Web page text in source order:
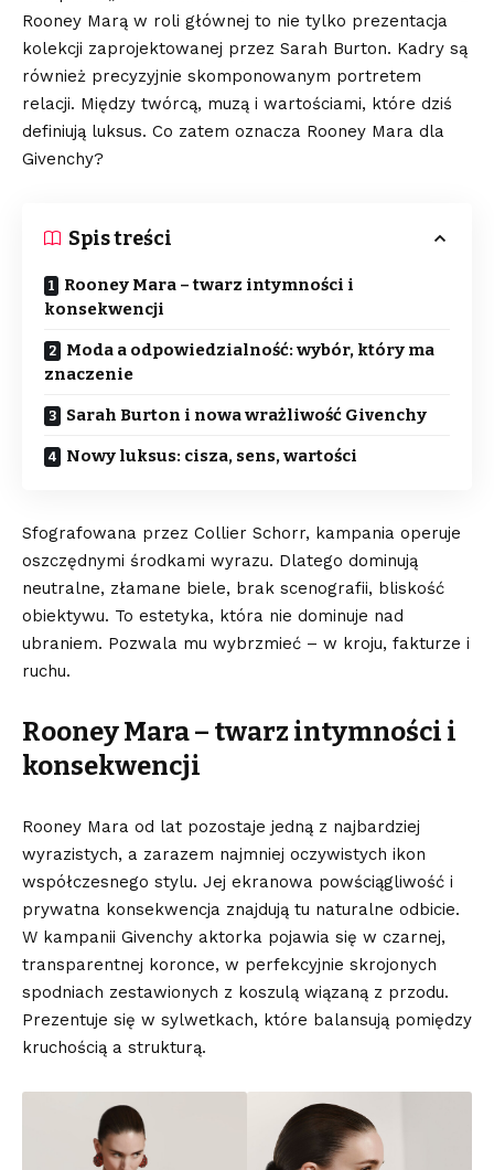
Rooney Marą w roli głównej to nie tylko prezentacja
kolekcji zaprojektowanej przez Sarah Burton. Kadry są
również precyzyjnie skomponowanym portretem
relacji. Między twórcą, muzą i wartościami, które dziś
definiują luksus. Co zatem oznacza Rooney Mara dla
Givenchy?
Spis treści
Rooney Mara – twarz intymności i
konsekwencji
Moda a odpowiedzialność: wybór, który ma
znaczenie
Sarah Burton i nowa wrażliwość Givenchy
Nowy luksus: cisza, sens, wartości
Sfografowana przez Collier Schorr, kampania operuje
oszczędnymi środkami wyrazu. Dlatego dominują
neutralne, złamane biele, brak scenografii, bliskość
obiektywu. To estetyka, która nie dominuje nad
ubraniem. Pozwala mu wybrzmieć – w kroju, fakturze i
ruchu.
Rooney Mara – twarz intymności i
konsekwencji
Rooney Mara od lat pozostaje jedną z najbardziej
wyrazistych, a zarazem najmniej oczywistych ikon
współczesnego stylu. Jej ekranowa powściągliwość i
prywatna konsekwencja znajdują tu naturalne odbicie.
W kampanii Givenchy aktorka pojawia się w czarnej,
transparentnej koronce, w perfekcyjnie skrojonych
spodniach zestawionych z koszulą wiązaną z przodu.
Prezentuje się w sylwetkach, które balansują pomiędzy
kruchością a strukturą.